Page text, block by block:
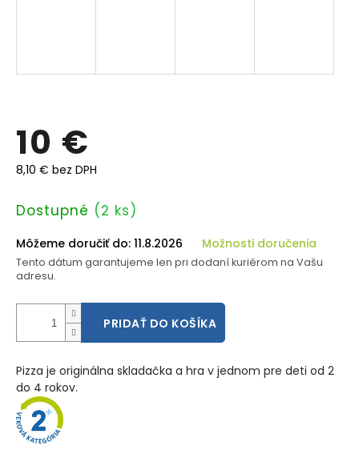
10 €
8,10 € bez DPH
Jednotková
Dostupné (2 ks)
Môžeme doručiť do: 11.8.2026 Možnosti doručenia
Tento dátum garantujeme len pri dodaní kuriérom na Vašu
adresu.
PRIDAŤ DO KOŠÍKA
Pizza je originálna skladačka a hra v jednom pre deti od 2
do 4 rokov.